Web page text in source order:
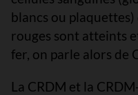
blancs ou plaquettes)
rouges sont atteints
fer, on parle alors de
La CRDM et la